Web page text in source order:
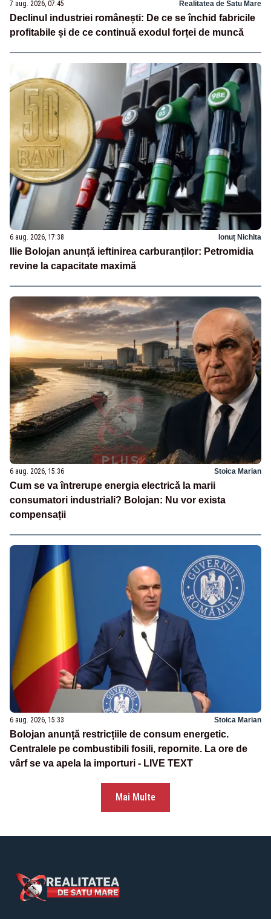
7 aug. 2026, 07:45 Realitatea de Satu Mare
Declinul industriei românești: De ce se închid fabricile
profitabile și de ce continuă exodul forței de muncă
6 aug. 2026, 17:38 Ionuț Nichita
Ilie Bolojan anunță ieftinirea carburanților: Petromidia
revine la capacitate maximă
6 aug. 2026, 15:36 Stoica Marian
Cum se va întrerupe energia electrică la marii
consumatori industriali? Bolojan: Nu vor exista
compensații
6 aug. 2026, 15:33 Stoica Marian
Bolojan anunță restricțiile de consum energetic.
Centralele pe combustibili fosili, repornite. La ore de
vârf se va apela la importuri - LIVE TEXT
Mai Multe